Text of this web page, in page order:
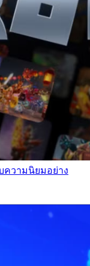
ความนิยมอย่าง